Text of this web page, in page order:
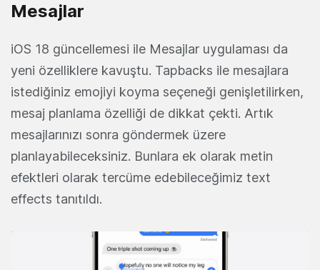
Mesajlar
iOS 18 güncellemesi ile Mesajlar uygulaması da
yeni özelliklere kavuştu. Tapbacks ile mesajlara
istediğiniz emojiyi koyma seçeneği genişletilirken,
mesaj planlama özelliği de dikkat çekti. Artık
mesajlarınızı sonra göndermek üzere
planlayabileceksiniz. Bunlara ek olarak metin
efektleri olarak tercüme edebileceğimiz text
effects tanıtıldı.